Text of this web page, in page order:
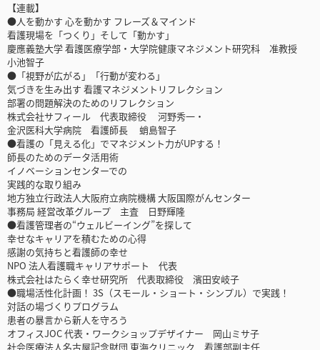
【連載】
●人を動かす 心を動かす フレーズ＆マインド
看護現場を「つくり」そして「動かす」
慶應義塾大学 看護医療学部・大学院健康マネジメント研究科 准教授
小池智子
●「視野が広がる」「行動が変わる」
気づきを生み出す 看護マネジメントリフレクション
部署の問題解決のためのリフレクション
株式会社サフィール 代表取締役 河野秀一・
金沢医科大学病院 看護師長 蛸島智子
●看護の「見える化」でマネジメント力がUPする！
師長のためのデータ活用術
イノベーションセンターでの
実践的な取り組み
地方独立行政法人大阪府立病院機構 大阪国際がんセンター
事務局 経営改革グループ 主査 日野輝隆
●看護管理者の“ウェルビーイング”を探して
幸せなキャリアを積むための心得
感謝の気持ちと看護師の幸せ
NPO 法人看護職キャリアサポート 代表
株式会社はたらく幸せ研究所 代表取締役 濱田安岐子
●職場活性化計画！ 3S（スモール・ショート・シンプル）で実践！
対話の場づくりプログラム
患者の暴言から新人を守ろう
オフィスJOC 代表・ワークショップデザイナー 岡山ミサ子
社会医療法人名古屋記念財団 東海クリニック 看護部副主任